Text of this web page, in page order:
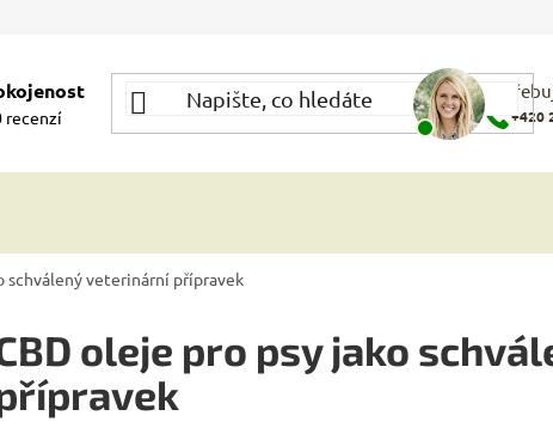
recenzí +420
schválený veterinární přípravek
oleje pro psy jako